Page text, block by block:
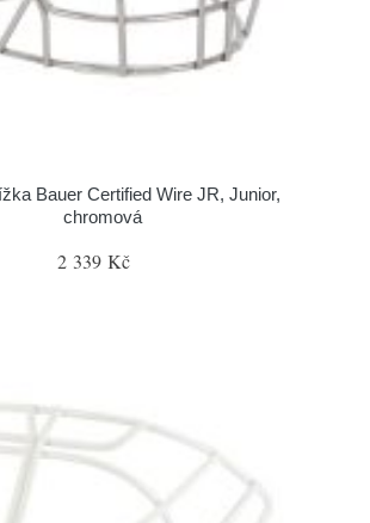
Bauer Certified Wire JR, Junior,
chromová
2 339 Kč